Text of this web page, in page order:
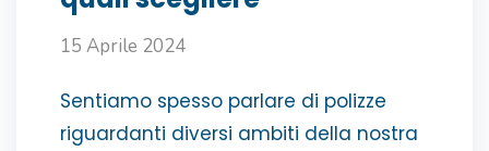
15 Aprile 2024
Sentiamo spesso parlare di polizze
riguardanti diversi ambiti della nostra